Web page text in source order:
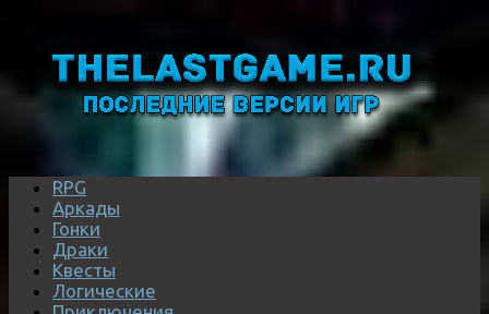
RPG
Аркады
Гонки
Драки
Квесты
Логические